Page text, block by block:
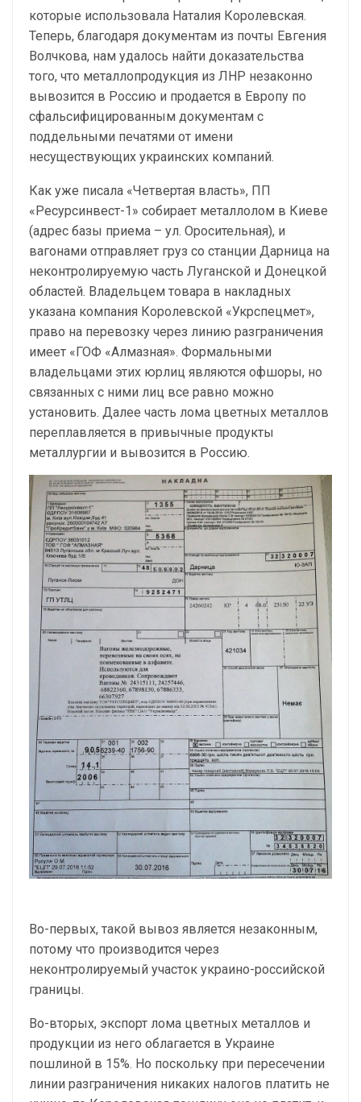
которые использовала Наталия Королевская.
Теперь, благодаря документам из почты Евгения
Волчкова, нам удалось найти доказательства
того, что металлопродукция из ЛНР незаконно
вывозится в Россию и продается в Европу по
сфальсифицированным документам с
поддельными печатями от имени
несуществующих украинских компаний.
Как уже писала «Четвертая власть», ПП
«Ресурсинвест-1» собирает металлолом в Киеве
(адрес базы приема – ул. Оросительная), и
вагонами отправляет груз со станции Дарница на
неконтролируемую часть Луганской и Донецкой
областей. Владельцем товара в накладных
указана компания Королевской «Укрспецмет»,
право на перевозку через линию разграничения
имеет «ГОФ «Алмазная». Формальными
владельцами этих юрлиц являются офшоры, но
связанных с ними лиц все равно можно
установить. Далее часть лома цветных металлов
переплавляется в привычные продукты
металлургии и вывозится в Россию.
Во-первых, такой вывоз является незаконным,
потому что производится через
неконтролируемый участок украино-российской
границы.
Во-вторых, экспорт лома цветных металлов и
продукции из него облагается в Украине
пошлиной в 15%. Но поскольку при пересечении
линии разграничения никаких налогов платить не